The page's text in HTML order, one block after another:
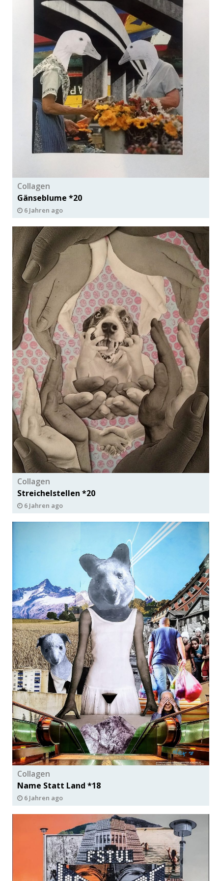
Collagen
Gänseblume *20
6 Jahren ago
Collagen
Streichelstellen *20
6 Jahren ago
Collagen
Name Statt Land *18
6 Jahren ago